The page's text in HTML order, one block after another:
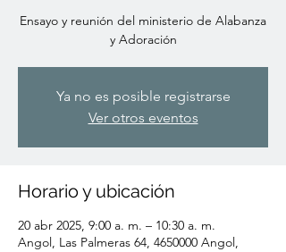
Ensayo y reunión del ministerio de Alabanza
y Adoración
Ya no es posible registrarse
Ver otros eventos
Horario y ubicación
20 abr 2025, 9:00 a. m. – 10:30 a. m.
Angol, Las Palmeras 64, 4650000 Angol,